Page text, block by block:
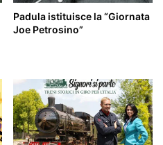
Padula istituisce la “Giornata
Joe Petrosino”